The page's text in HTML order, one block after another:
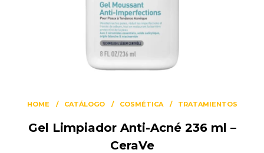
HOME CATÁLOGO COSMÉTICA TRATAMIENTOS
Gel Limpiador Anti-Acné 236 ml –
CeraVe